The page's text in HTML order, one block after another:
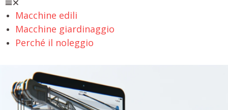
Macchine edili
Macchine giardinaggio
Perché il noleggio